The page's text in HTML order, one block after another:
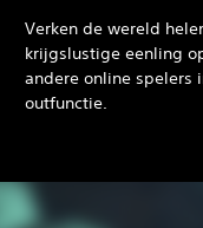
Verken de wereld
krijgslustige eenling
andere online
outfunctie.